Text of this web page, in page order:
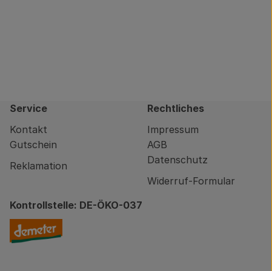
Service
Kontakt
Gutschein
Reklamation
Rechtliches
Impressum
AGB
Datenschutz
Widerruf-Formular
brodowin-app.html
Kontrollstelle: DE-ÖKO-037